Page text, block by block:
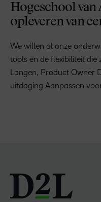
Hogeschool
opleveren van
We willen al onze
tools en de flexibiliteit die
Langen, Product Owner
uitdaging Aanpassen